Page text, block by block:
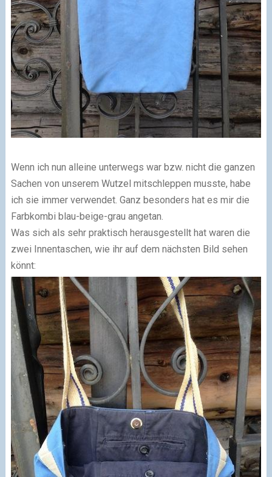
Wenn ich nun alleine unterwegs war bzw. nicht die ganzen
Sachen von unserem Wutzel mitschleppen musste, habe
ich sie immer verwendet. Ganz besonders hat es mir die
Farbkombi blau-beige-grau angetan.
Was sich als sehr praktisch herausgestellt hat waren die
zwei Innentaschen, wie ihr auf dem nächsten Bild sehen
könnt: